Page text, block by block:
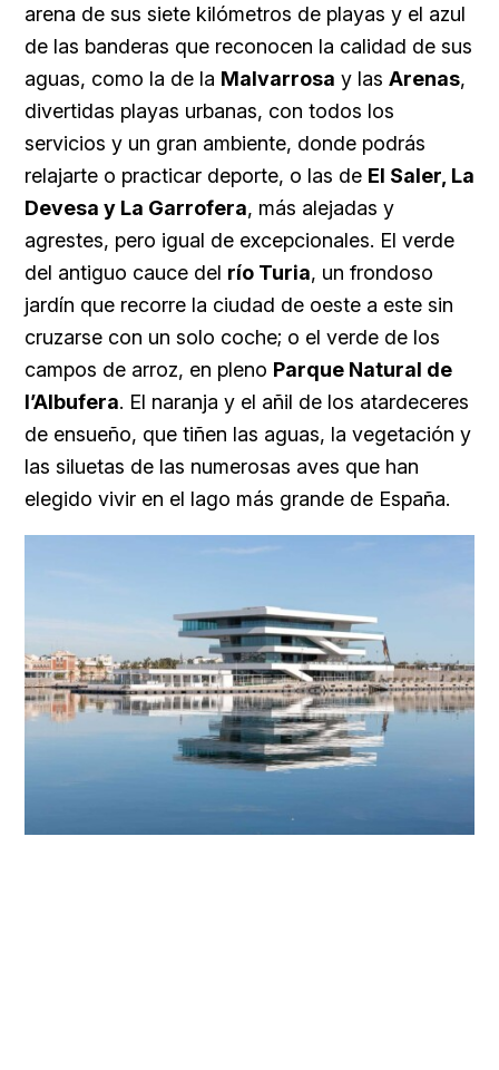
arena de sus siete kilómetros de playas y el azul
de las banderas que reconocen la calidad de sus
aguas, como la de la Malvarrosa y las Arenas,
divertidas playas urbanas, con todos los
servicios y un gran ambiente, donde podrás
relajarte o practicar deporte, o las de El Saler, La
Devesa y La Garrofera, más alejadas y
agrestes, pero igual de excepcionales. El verde
del antiguo cauce del río Turia, un frondoso
jardín que recorre la ciudad de oeste a este sin
cruzarse con un solo coche; o el verde de los
campos de arroz, en pleno Parque Natural de
l’Albufera. El naranja y el añil de los atardeceres
de ensueño, que tiñen las aguas, la vegetación y
las siluetas de las numerosas aves que han
elegido vivir en el lago más grande de España.